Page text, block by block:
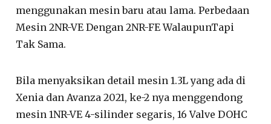
menggunakan mesin baru atau lama. Perbedaan
Mesin 2NR-VE Dengan 2NR-FE WalaupunTapi
Tak Sama.
Bila menyaksikan detail mesin 1.3L yang ada di
Xenia dan Avanza 2021, ke-2 nya menggendong
mesin 1NR-VE 4-silinder segaris, 16 Valve DOHC